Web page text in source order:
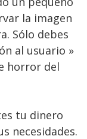
la imagen
Sólo debes
al usuario »
horror del
tu dinero
necesidades.